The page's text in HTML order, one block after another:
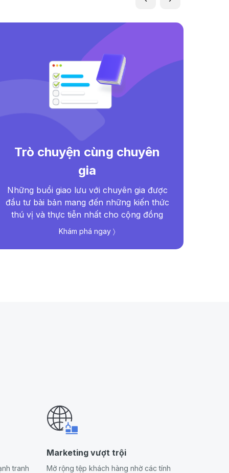
Trò chuyện cùng chuyên
gia
Những buổi giao lưu với chuyên gia được
đầu tư bài bản mang đến những kiến thức
thú vị và thực tiễn nhất cho cộng đồng
Khám phá ngay 〉
tranh
Marketing vượt trội
Mở rộng tệp khách hàng nhờ các tính